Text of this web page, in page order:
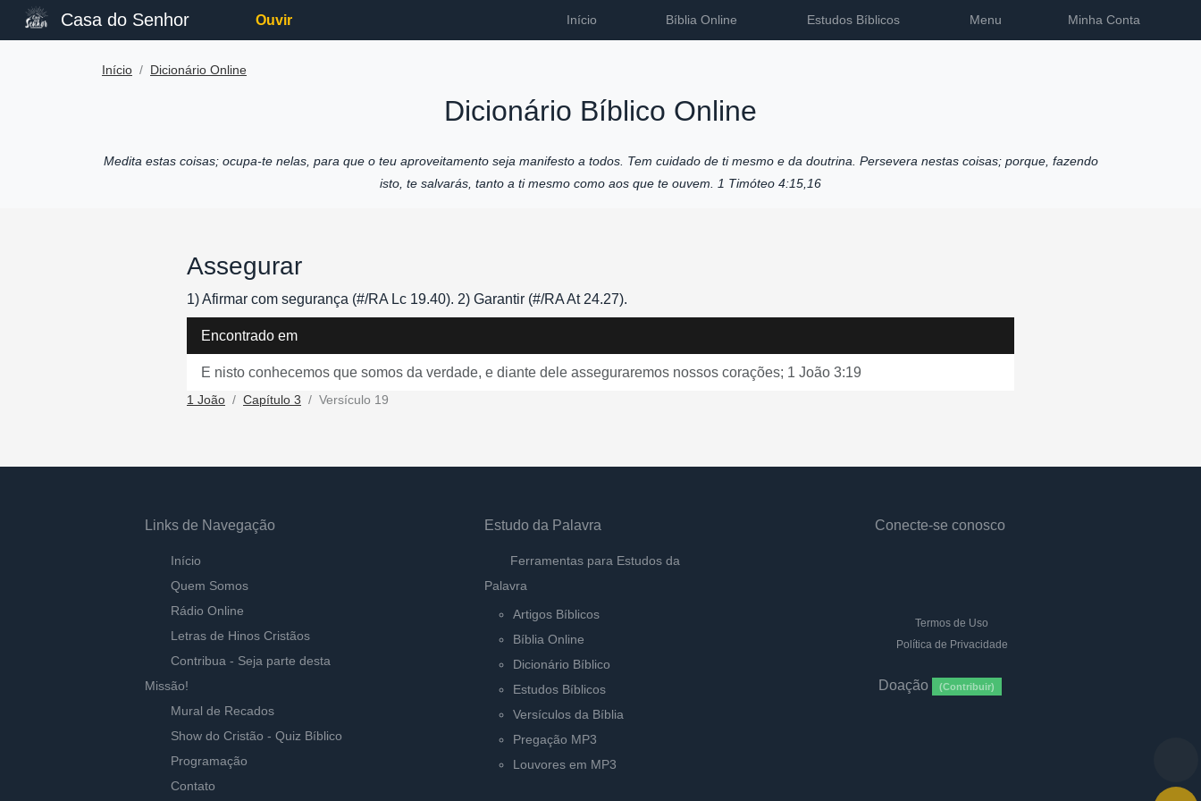
Casa do Senhor Ouvir Início Bíblia Online Estudos Bíblicos Menu Minha Conta
Início Dicionário Online
Dicionário Bíblico Online
Medita estas coisas; ocupa-te nelas, para que o teu aproveitamento seja manifesto a todos. Tem cuidado de ti mesmo e da doutrina. Persevera nestas coisas; porque, fazendo
isto, te salvarás, tanto a ti mesmo como aos que te ouvem. 1 Timóteo 4:15,16
Assegurar
1) Afirmar com segurança (#/RA Lc 19.40). 2) Garantir (#/RA At 24.27).
Encontrado em
E nisto conhecemos que somos da verdade, e diante dele asseguraremos nossos corações; 1 João 3:19
1 João Capítulo 3 Versículo 19
Links de Navegação
Início
Quem Somos
Rádio Online
Letras de Hinos Cristãos
Contribua - Seja parte desta
Missão!
Mural de Recados
Show do Cristão - Quiz Bíblico
Programação
Contato
Estudo da Palavra
Ferramentas para Estudos da
Palavra
Artigos Bíblicos
Bíblia Online
Dicionário Bíblico
Estudos Bíblicos
Versículos da Bíblia
Pregação MP3
Louvores em MP3
Conecte-se conosco
Termos de Uso
Política de Privacidade
Doação (Contribuir)